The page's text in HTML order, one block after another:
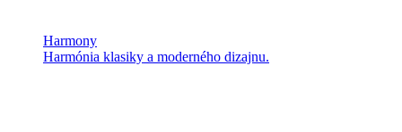
Harmony
Harmónia klasiky a moderného dizajnu.